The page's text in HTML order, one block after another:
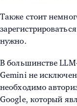
Также стоит
нужно.
В большинстве
Gemini не
необходимо
Google, который